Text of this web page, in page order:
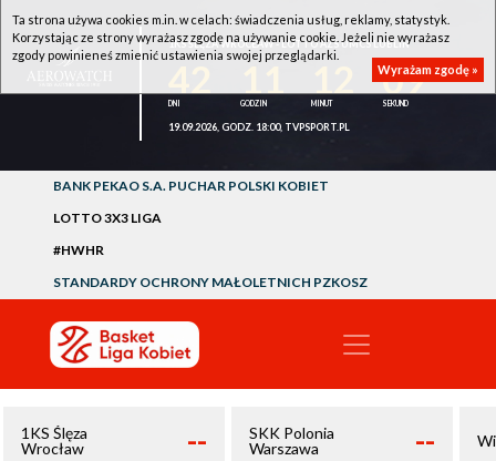
1KS ŚLĘZA WROCŁAW - LOTTO AZS UMCS LUBLIN
09
19.09.2026, GODZ. 18:00, TVPSPORT.PL
BANK PEKAO S.A. PUCHAR POLSKI KOBIET
LOTTO 3X3 LIGA
#HWHR
STANDARDY OCHRONY MAŁOLETNICH PZKOSZ
1KS Ślęza
Wrocław
--
SKK Polonia
Warszawa
--
Ta strona używa cookies m.in. w celach: świadczenia usług, reklamy, statystyk.
Korzystając ze strony wyrażasz zgodę na używanie cookie. Jeżeli nie wyrażasz
zgody powinieneś zmienić ustawienia swojej przeglądarki.
Wyrażam zgodę »